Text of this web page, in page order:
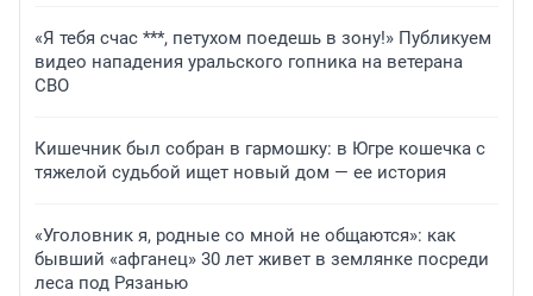
«Я тебя счас ***, петухом поедешь в зону!» Публикуем
видео нападения уральского гопника на ветерана
СВО
Кишечник был собран в гармошку: в Югре кошечка с
тяжелой судьбой ищет новый дом — ее история
«Уголовник я, родные со мной не общаются»: как
бывший «афганец» 30 лет живет в землянке посреди
леса под Рязанью